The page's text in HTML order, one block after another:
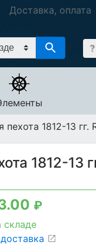
Доставка, оплата
пехота 1812-13 гг.
1812-13
₽
складе